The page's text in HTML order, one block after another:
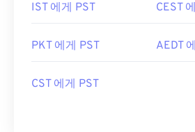
IST 에게 PST CEST
PKT 에게 PST AEDT
CST 에게 PST